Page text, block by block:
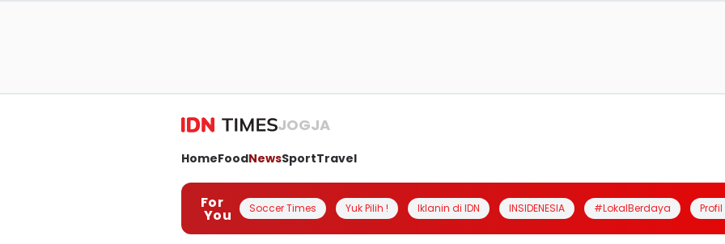
JOGJA
HomeFoodNewsSportTravel
For
You Soccer Times Yuk Pilih ! Iklanin di IDN INSIDENESIA #LokalBerdaya